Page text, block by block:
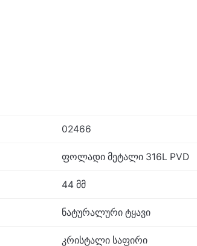
02466
ფოლადი მეტალი 316L PVD
44 მმ
ნატურალური ტყავი
კრისტალი საფირი